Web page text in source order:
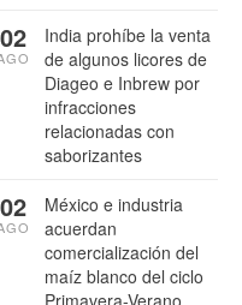
India prohíbe la venta
de algunos licores de
Diageo e Inbrew por
infracciones
relacionadas con
saborizantes
02
México e industria
acuerdan
comercialización del
maíz blanco del ciclo
02